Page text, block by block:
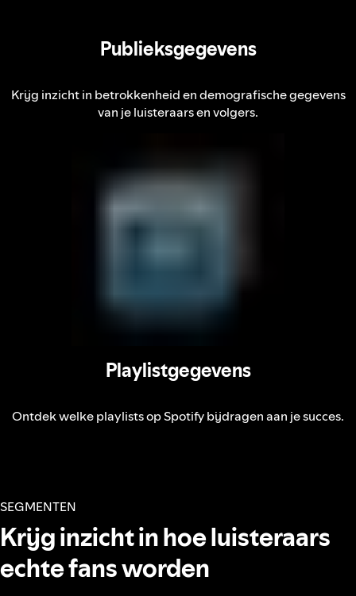
Publieksgegevens
Krijg inzicht in betrokkenheid en demografische gegevens
van je luisteraars en volgers.
Playlistgegevens
Ontdek welke playlists op Spotify bijdragen aan je succes.
SEGMENTEN
Krijg inzicht in hoe luisteraars
echte fans worden